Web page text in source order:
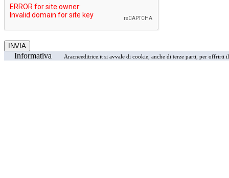
Informativa Aracneeditrice.it si avvale di cookie, anche di terze parti, per